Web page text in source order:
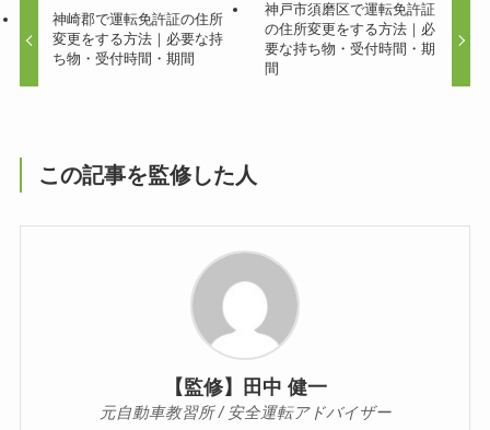
神崎郡で運転免許証の住所
変更をする方法｜必要な持
ち物・受付時間・期間
神戸市須磨区で運転免許証
の住所変更をする方法｜必
要な持ち物・受付時間・期
間
この記事を監修した人
【監修】田中 健一
元自動車教習所 / 安全運転アドバイザー